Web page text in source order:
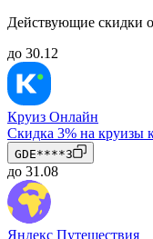
Действующие скидки
до 30.12
Круиз Онлайн
Скидка 3% на круизы
GDE****3
до 31.08
Яндекс Путешествия